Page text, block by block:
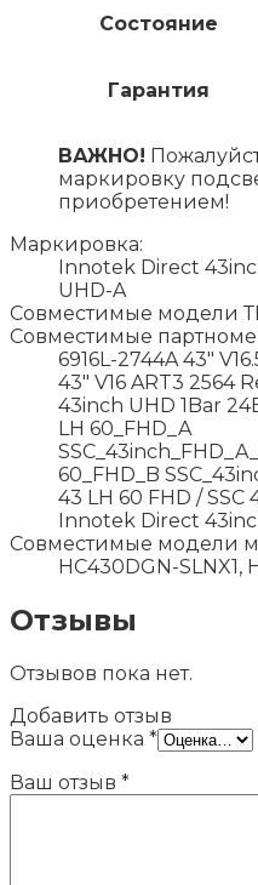
Состояние
Гарантия
ВАЖНО!
маркировку
приобретением!
Маркировка:
Innotek Direct
UHD-A
Совместимые модели
Совместимые
6916L-2744A 43"
43″ V16 ART3 2564
43inch UHD 1Bar
LH 60_FHD_A
60_FHD_B
43 LH 60 FHD / SSC
Innotek Direct
Совместимые модели
HC430DGN-SLNX1,
Отзывы
Отзывов пока нет.
Добавить отзыв
Ваша оценка *
Ваш отзыв *